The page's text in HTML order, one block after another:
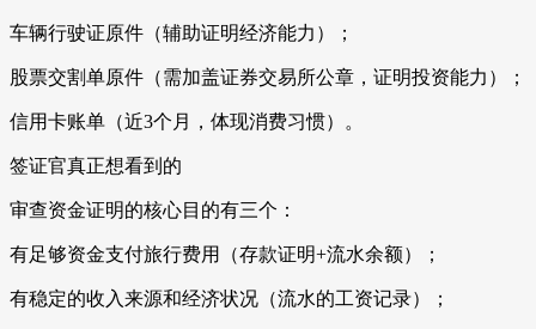
车辆行驶证原件（辅助证明经济能力）；
股票交割单原件（需加盖证券交易所公章，证明投资能力）；
信用卡账单（近3个月，体现消费习惯）。
签证官真正想看到的
审查资金证明的核心目的有三个：
有足够资金支付旅行费用（存款证明+流水余额）；
有稳定的收入来源和经济状况（流水的工资记录）；